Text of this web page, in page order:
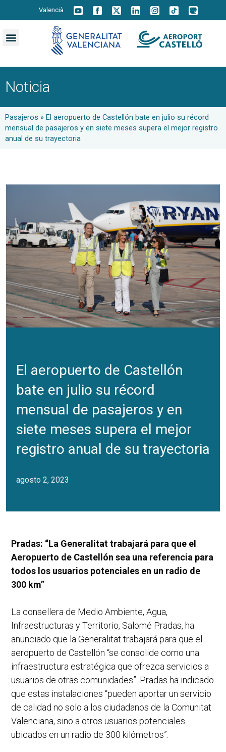
Valencià
Noticia
Pasajeros » El aeropuerto de Castellón bate en julio su récord
mensual de pasajeros y en siete meses supera el mejor registro
anual de su trayectoria
El aeropuerto de Castellón
bate en julio su récord
mensual de pasajeros y en
siete meses supera el mejor
registro anual de su trayectoria
agosto 2, 2023
Pradas: “La Generalitat trabajará para que el
Aeropuerto de Castellón sea una referencia para
todos los usuarios potenciales en un radio de
300 km”
La consellera de Medio Ambiente, Agua,
Infraestructuras y Territorio, Salomé Pradas, ha
anunciado que la Generalitat trabajará para que el
aeropuerto de Castellón “se consolide como una
infraestructura estratégica que ofrezca servicios a
usuarios de otras comunidades”. Pradas ha indicado
que estas instalaciones “pueden aportar un servicio
de calidad no solo a los ciudadanos de la Comunitat
Valenciana, sino a otros usuarios potenciales
ubicados en un radio de 300 kilómetros”.